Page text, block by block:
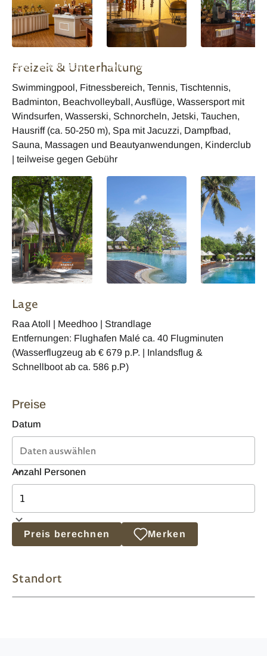
Select Meedhupparu
Select Meedhupparu
Freizeit & Unterhaltung
Swimmingpool, Fitnessbereich, Tennis, Tischtennis,
Badminton, Beachvolleyball, Ausflüge, Wassersport mit
Windsurfen, Wasserski, Schnorcheln, Jetski, Tauchen,
Hausriff (ca. 50-250 m), Spa mit Jacuzzi, Dampfbad,
Sauna, Massagen und Beautyanwendungen, Kinderclub
| teilweise gegen Gebühr
Lage
Raa Atoll | Meedhoo | Strandlage
Entfernungen: Flughafen Malé ca. 40 Flugminuten
(Wasserflugzeug ab € 679 p.P. | Inlandsflug &
Schnellboot ab ca. 586 p.P)
Preise
Datum
Anzahl Personen
Preis berechnen Merken
Standort